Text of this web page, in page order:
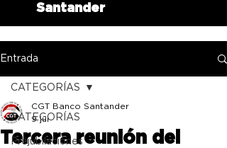
Santander
Entrada
CATEGORÍAS
Prejubilaciones
CATEGORÍAS
Tercera reunión del
CGT Banco Santander
9 jul